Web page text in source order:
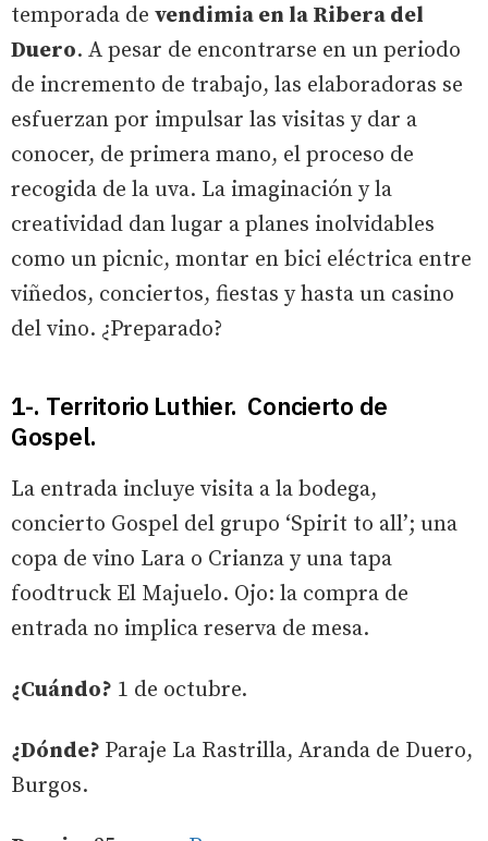
temporada de vendimia en la Ribera del
Duero. A pesar de encontrarse en un periodo
de incremento de trabajo, las elaboradoras se
esfuerzan por impulsar las visitas y dar a
conocer, de primera mano, el proceso de
recogida de la uva. La imaginación y la
creatividad dan lugar a planes inolvidables
como un picnic, montar en bici eléctrica entre
viñedos, conciertos, fiestas y hasta un casino
del vino. ¿Preparado?
1-. Territorio Luthier. Concierto de
Gospel.
La entrada incluye visita a la bodega,
concierto Gospel del grupo ‘Spirit to all’; una
copa de vino Lara o Crianza y una tapa
foodtruck El Majuelo. Ojo: la compra de
entrada no implica reserva de mesa.
¿Cuándo? 1 de octubre.
¿Dónde? Paraje La Rastrilla, Aranda de Duero,
Burgos.